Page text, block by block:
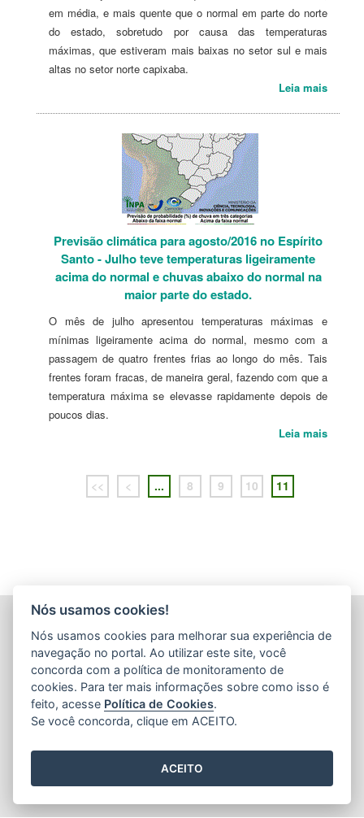
em média, e mais quente que o normal em parte do norte
do estado, sobretudo por causa das temperaturas
máximas, que estiveram mais baixas no setor sul e mais
altas no setor norte capixaba.
Leia mais
Previsão climática para agosto/2016 no Espírito
Santo - Julho teve temperaturas ligeiramente
acima do normal e chuvas abaixo do normal na
maior parte do estado.
O mês de julho apresentou temperaturas máximas e
mínimas ligeiramente acima do normal, mesmo com a
passagem de quatro frentes frias ao longo do mês. Tais
frentes foram fracas, de maneira geral, fazendo com que a
temperatura máxima se elevasse rapidamente depois de
poucos dias.
Leia mais
<< < ... 8 9 10 11
TÉCNICA E EXTENSÃO RURAL - INCAPER
(INCAPER)
Rua Afonso Sarlo,160 - Bento Ferreira
CEP: 29052-010 - Vitória / ES
Tel.: (27) 3636-9800 / (27) 3636-9888
Nós usamos cookies!
Nós usamos cookies para melhorar sua experiência de
navegação no portal. Ao utilizar este site, você
concorda com a política de monitoramento de
cookies. Para ter mais informações sobre como isso é
feito, acesse Política de Cookies.
Se você concorda, clique em ACEITO.
ACEITO